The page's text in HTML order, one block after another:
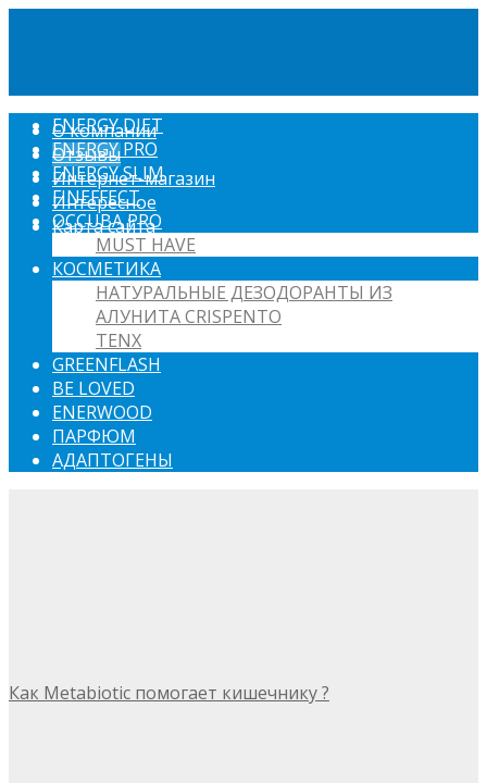
О компании
Отзывы
Интернет-магазин
Интересное
Карта сайта
ENERGY DIET
ENERGY PRO
ENERGY SLIM
FINEFFECT
OCCUBA PRO
MUST HAVE
КОСМЕТИКА
НАТУРАЛЬНЫЕ ДЕЗОДОРАНТЫ ИЗ
АЛУНИТА CRISPENTO
TENX
GREENFLASH
BE LOVED
ENERWOOD
ПАРФЮМ
АДАПТОГЕНЫ
Как Metabiotic помогает кишечнику ?